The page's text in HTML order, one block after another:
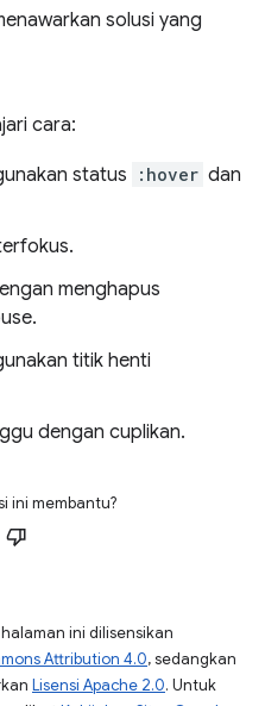
solusi yang
cara:
status :hover dan
menghapus
titik henti
dengan cuplikan.
ini membantu?
ini dilisensikan
Attribution 4.0, sedangkan
Lisensi Apache 2.0. Untuk